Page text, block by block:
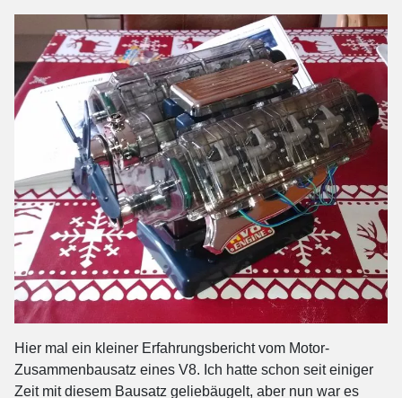
Hier mal ein kleiner Erfahrungsbericht vom Motor-
Zusammenbausatz eines V8. Ich hatte schon seit einiger
Zeit mit diesem Bausatz geliebäugelt, aber nun war es